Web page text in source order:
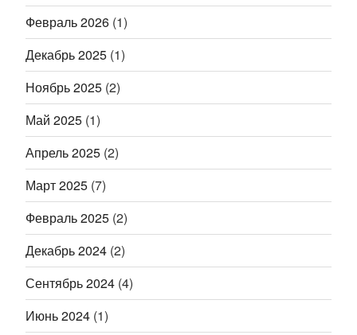
Февраль 2026 (1)
Декабрь 2025 (1)
Ноябрь 2025 (2)
Май 2025 (1)
Апрель 2025 (2)
Март 2025 (7)
Февраль 2025 (2)
Декабрь 2024 (2)
Сентябрь 2024 (4)
Июнь 2024 (1)